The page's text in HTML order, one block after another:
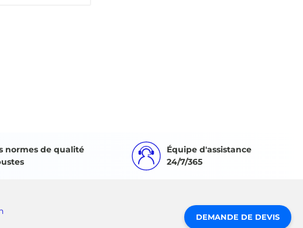
normes de qualité
Équipe d'assistance
24/7/365
DEMANDE DE DEVIS